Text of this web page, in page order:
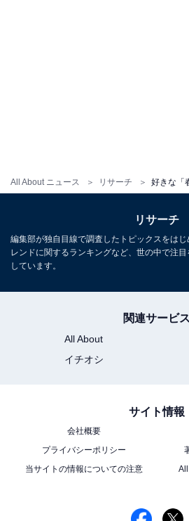
All About ニュース リサーチ
この記事の執筆者： ゆ
元テレビ局スタッフ
長年に渡ってテレビ局でバラエティー番
を執筆。編集プロダクション「ゆるま」を
次ページ
10位までの全
る
リサーチ
編集部が独自目線で調査したトピックスをは
レンドに関するランキングなど、世の中で注
しています。
関連サービス
All About
イチオシ
サイト情報
会社概要
プライバシーポリシー
当サイトの情報についての注意